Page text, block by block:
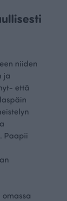
niiden
ja
että
Paapii